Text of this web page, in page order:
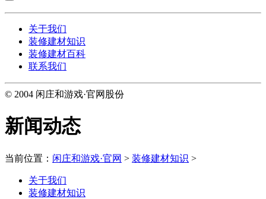
关于我们
装修建材知识
装修建材百科
联系我们
© 2004 闲庄和游戏·官网股份
新闻动态
当前位置： 闲庄和游戏·官网 > 装修建材知识 >
关于我们
装修建材知识